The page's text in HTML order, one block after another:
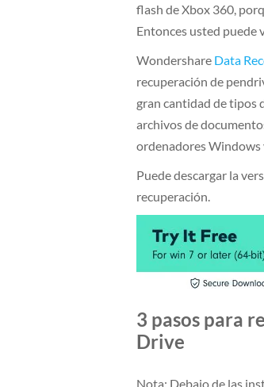
flash de Xbox 360,
Entonces usted puede
Wondershare Data
recuperación de
gran cantidad de tipos
archivos de
ordenadores Windows
Puede descargar la
recuperación.
3 pasos para
Drive
Nota: Debajo de las